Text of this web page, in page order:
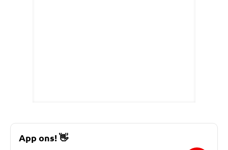
App ons!👋